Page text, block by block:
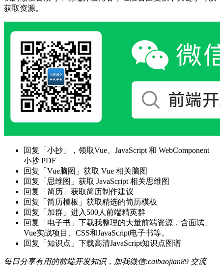
获取资源。
回复「小抄」，领取Vue、JavaScript 和 WebComponent
小抄 PDF
回复「Vue脑图」获取 Vue 相关脑图
回复「思维图」获取 JavaScript 相关思维图
回复「简历」获取简历制作建议
回复「简历模板」获取精选的简历模板
回复「加群」进入500人前端精英群
回复「电子书」下载我整理的大量前端资源，含面试、
Vue实战项目、CSS和JavaScript电子书等。
回复「知识点」下载高清JavaScript知识点图谱
每日分享有用的前端开发知识，加我微信:caibaojian89 交流